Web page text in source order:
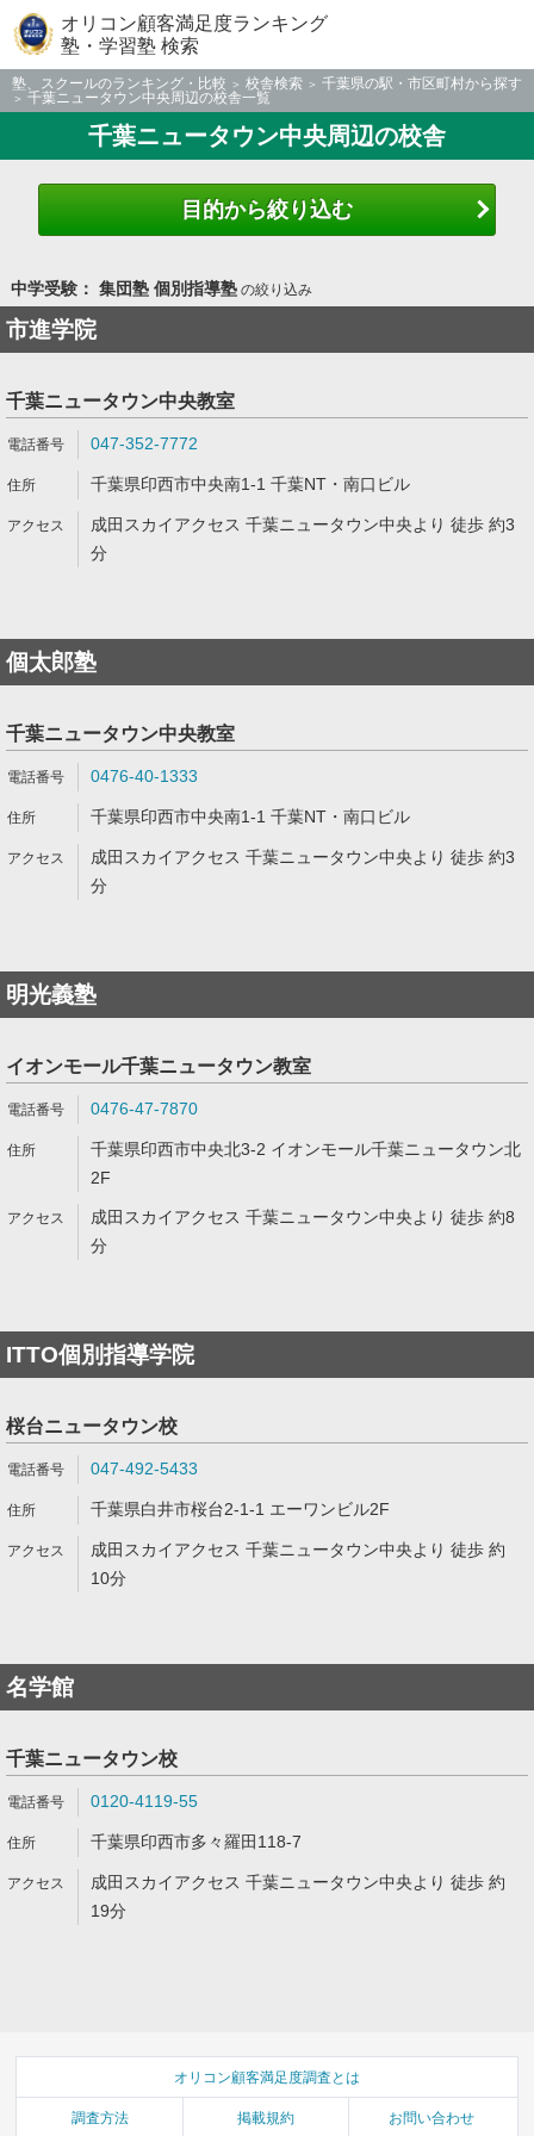
オリコン顧客満足度ランキング
塾・学習塾 検索
塾、スクールのランキング・比較 校舎検索
千葉県の駅・市区町村から探す
千葉ニュータウン中央周辺の校舎一覧
千葉ニュータウン中央周辺の校舎
目的から絞り込む
中学受験： 集団塾 個別指導塾の絞り込み
市進学院
千葉ニュータウン中央教室
047-352-7772
千葉県印西市中央南1-1 千葉NT・南口ビル
成田スカイアクセス 千葉ニュータウン中央より 徒歩 約3
分
個太郎塾
千葉ニュータウン中央教室
0476-40-1333
千葉県印西市中央南1-1 千葉NT・南口ビル
成田スカイアクセス 千葉ニュータウン中央より 徒歩 約3
分
明光義塾
イオンモール千葉ニュータウン教室
0476-47-7870
千葉県印西市中央北3-2 イオンモール千葉ニュータウン北
2F
成田スカイアクセス 千葉ニュータウン中央より 徒歩 約8
分
ITTO個別指導学院
桜台ニュータウン校
047-492-5433
千葉県白井市桜台2-1-1 エーワンビル2F
成田スカイアクセス 千葉ニュータウン中央より 徒歩 約
10分
名学館
千葉ニュータウン校
0120-4119-55
千葉県印西市多々羅田118-7
成田スカイアクセス 千葉ニュータウン中央より 徒歩 約
19分
オリコン顧客満足度調査とは
調査方法 掲載規約 お問い合わせ